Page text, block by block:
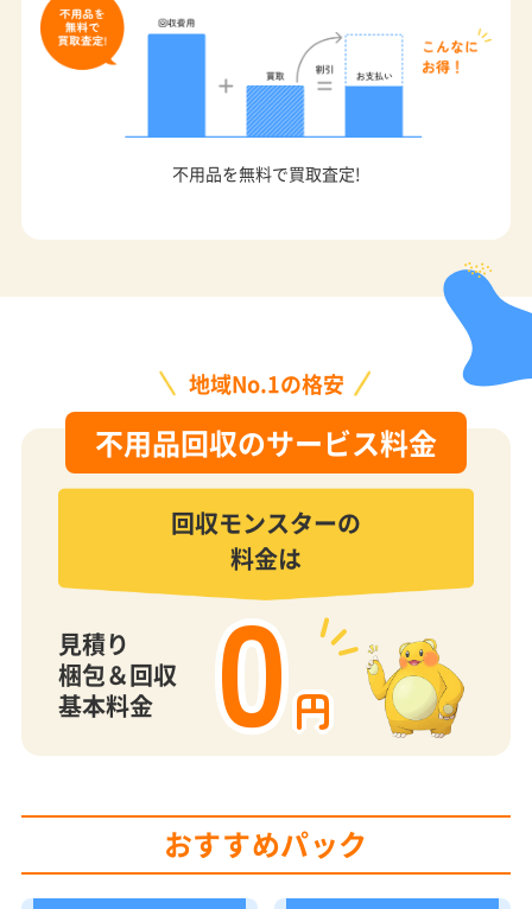
不用品を無料で買取査定!
地域No.1の格安
不用品回収のサービス料金
回収モンスターの
料金は
見積り
梱包＆回収
基本料金
0円
おすすめパック